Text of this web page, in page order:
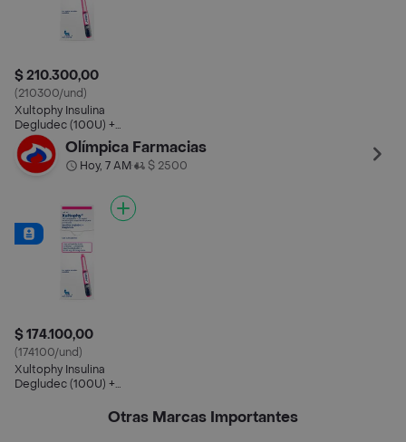
$ 210.300,00
(210300/und)
Xultophy Insulina
Degludec (100U) +
Liraglutida (3.6 mg)
300 Und
Olímpica Farmacias
Hoy, 7 AM• $ 2500
$ 174.100,00
(174100/und)
Xultophy Insulina
Degludec (100U) +
Otras Marcas Importantes